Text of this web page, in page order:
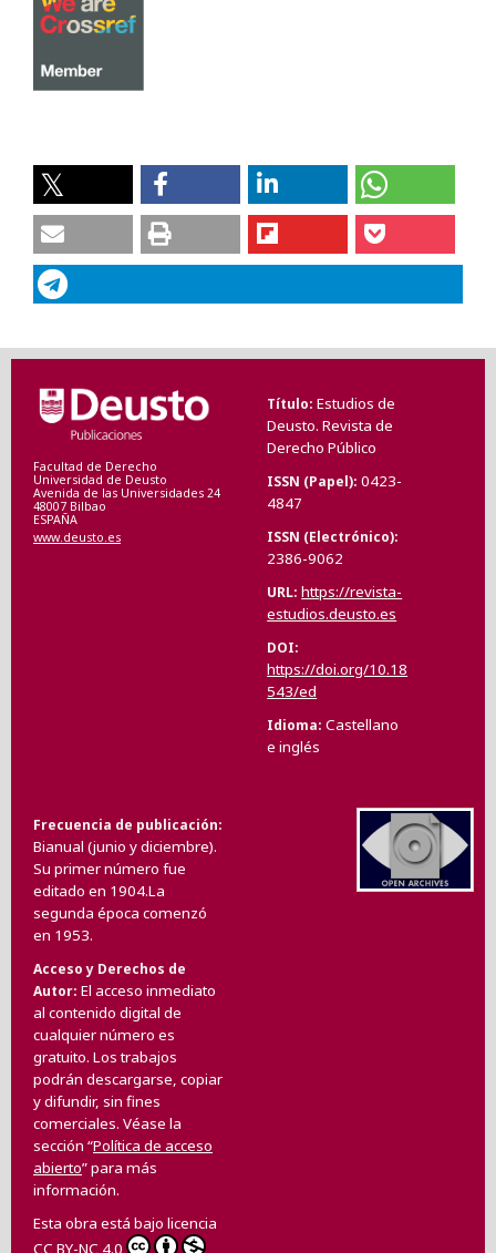
Facultad de Derecho
Universidad de Deusto
Avenida de las Universidades 24
48007 Bilbao
ESPAÑA
www.deusto.es
Título Estudios de
Deusto. Revista de
Derecho Público
ISSN (Papel) 0423-
4847
ISSN (Electrónico)
2386-9062
URL https://revista-
estudios.deusto.es
DOI
https://doi.org/10.18
543/ed
Idioma Castellano
e inglés
Frecuencia de publicación
Bianual (junio y diciembre).
Su primer número fue
editado en 1904.La
segunda época comenzó
en 1953.
Acceso y Derechos de
Autor El acceso inmediato
al contenido digital de
cualquier número es
gratuito. Los trabajos
podrán descargarse, copiar
y difundir, sin fines
comerciales. Véase la
sección “Política de acceso
abierto” para más
información.
Esta obra está bajo licencia
CC BY-NC 4.0